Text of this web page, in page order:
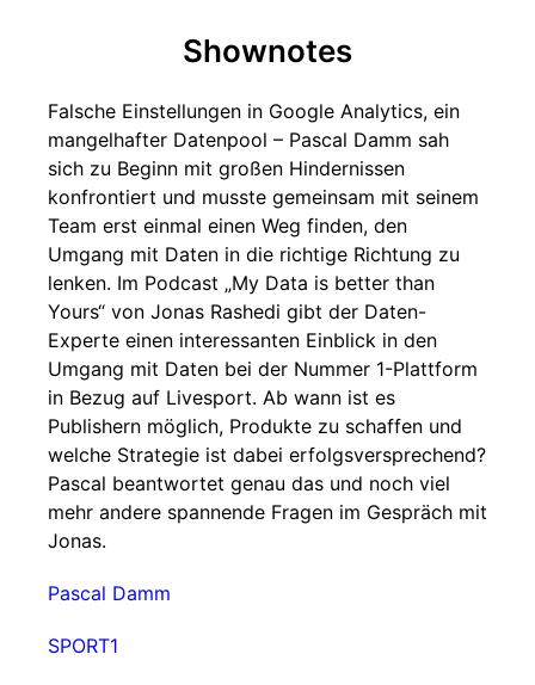
Shownotes
Falsche Einstellungen in Google Analytics, ein
mangelhafter Datenpool – Pascal Damm sah
sich zu Beginn mit großen Hindernissen
konfrontiert und musste gemeinsam mit seinem
Team erst einmal einen Weg finden, den
Umgang mit Daten in die richtige Richtung zu
lenken. Im Podcast „My Data is better than
Yours“ von Jonas Rashedi gibt der Daten-
Experte einen interessanten Einblick in den
Umgang mit Daten bei der Nummer 1-Plattform
in Bezug auf Livesport. Ab wann ist es
Publishern möglich, Produkte zu schaffen und
welche Strategie ist dabei erfolgsversprechend?
Pascal beantwortet genau das und noch viel
mehr andere spannende Fragen im Gespräch mit
Jonas.
Pascal Damm
SPORT1